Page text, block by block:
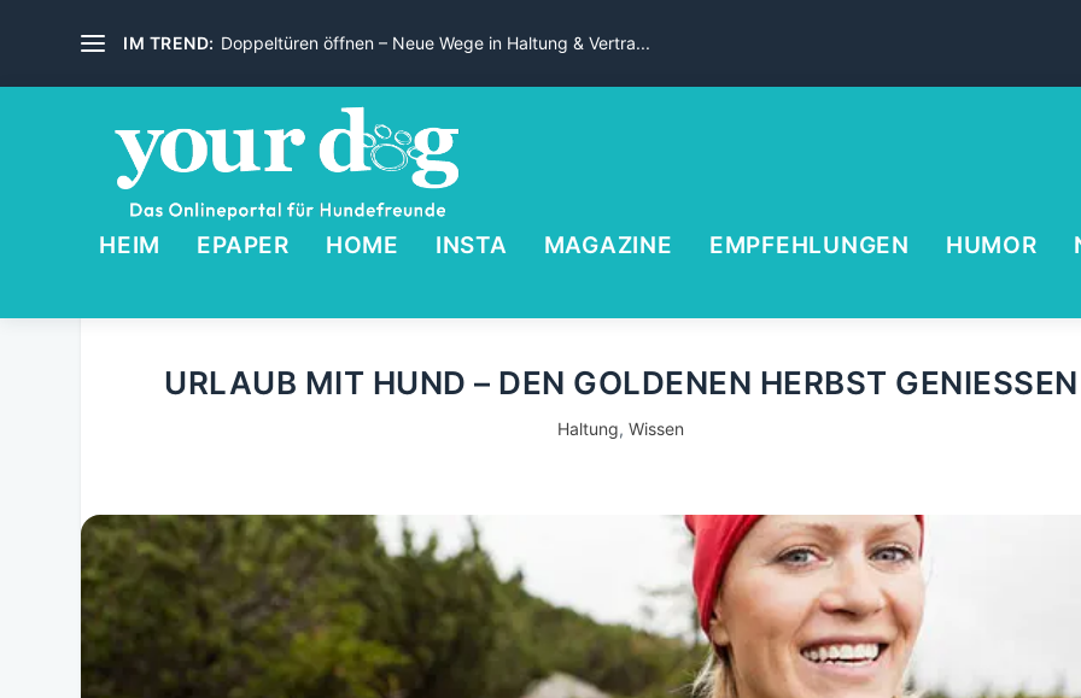
IM TREND: Doppeltüren öffnen – Neue Wege in Haltung & Vertra...
HEIM EPAPER HOME INSTA MAGAZINE EMPFEHLUNGEN HUMOR
URLAUB MIT HUND – DEN GOLDENEN HERBST GENIESSEN
Haltung,Wissen